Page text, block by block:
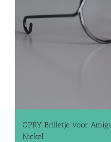
OPRY Brilletje voor
Nickel